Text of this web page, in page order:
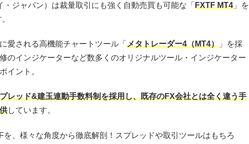
ジャパン）は裁量取引にも強く自動売買も可能な「 FXTF MT4 」を
愛される高機能チャートツール「 メタトレーダー4（MT4） 」を採
のインジケーターなど数多くのオリジナルツール・インジケーター
イント。
レッド&建玉連動手数料制を採用し、既存のFX会社とは全く違う手
しています。
を、様々な角度から徹底解剖！スプレッドや取引ツールはもちろ